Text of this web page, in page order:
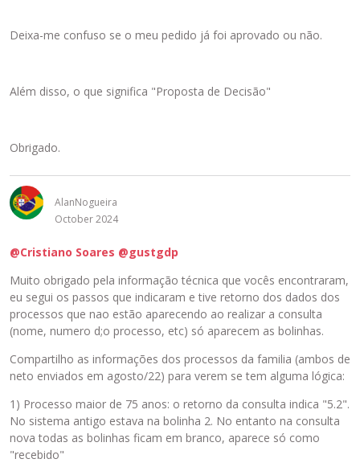
Deixa-me confuso se o meu pedido já foi aprovado ou não.
Além disso, o que significa "Proposta de Decisão"
Obrigado.
AlanNogueira
October 2024
@Cristiano Soares @gustgdp
Muito obrigado pela informação técnica que vocês encontraram,
eu segui os passos que indicaram e tive retorno dos dados dos
processos que nao estão aparecendo ao realizar a consulta
(nome, numero d;o processo, etc) só aparecem as bolinhas.
Compartilho as informações dos processos da familia (ambos de
neto enviados em agosto/22) para verem se tem alguma lógica:
1) Processo maior de 75 anos: o retorno da consulta indica "5.2".
No sistema antigo estava na bolinha 2. No entanto na consulta
nova todas as bolinhas ficam em branco, aparece só como
"recebido"